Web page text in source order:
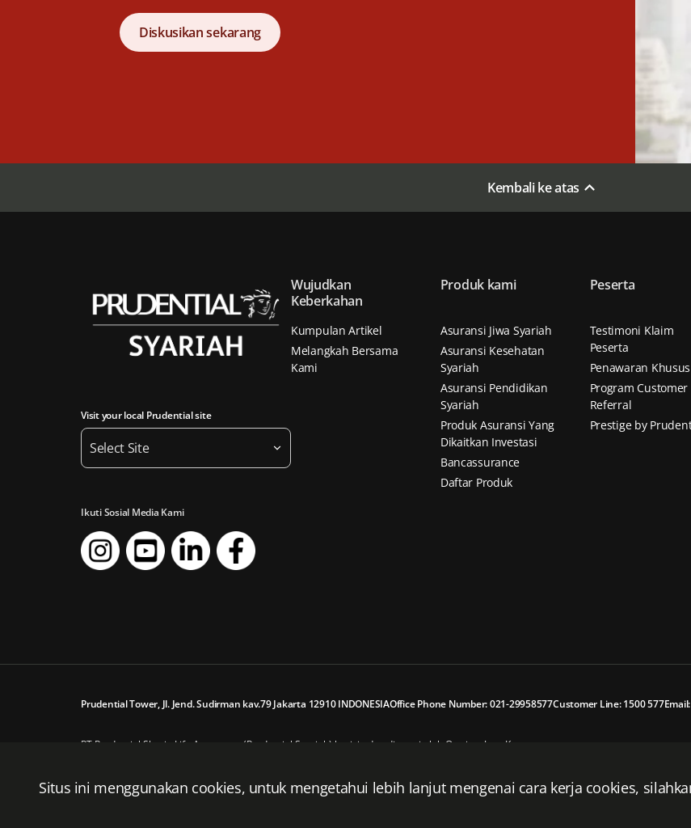
Diskusikan sekarang
Situs ini menggunakan cookies, untuk mengetahui lebih lanjut mengenai cara kerja cookies,
Kembali ke atas
Visit your local Prudential site
Select Site
Ikuti Sosial Media Kami
Wujudkan
Keberkahan
Kumpulan Artikel
Melangkah Bersama
Kami
Produk kami
Asuransi Jiwa Syariah
Asuransi Kesehatan
Syariah
Asuransi Pendidikan
Syariah
Produk Asuransi Yang
Dikaitkan Investasi
Bancassurance
Daftar Produk
Peserta
Testimoni Klaim
Peserta
Penawaran Khusus
Program Customer
Referral
Prestige by
Prudential Tower, Jl. Jend. Sudirman kav.79 Jakarta 12910 INDONESIAOffice Phone Number: 021-29958577Customer Line: 1500 577
PT Prudential Sharia Life Assurance (Prudential Syariah) berizin dan diawasi oleh Otoritas Jasa Keuangan
Hak Cipta © 2024 Prudential Indonesia. All rights reserved